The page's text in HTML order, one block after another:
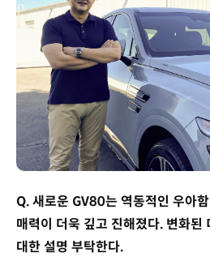
Q. 새로운 GV80는 역동적인 우아
매력이 더욱 깊고 진해졌다. 변화된
대한 설명 부탁한다.